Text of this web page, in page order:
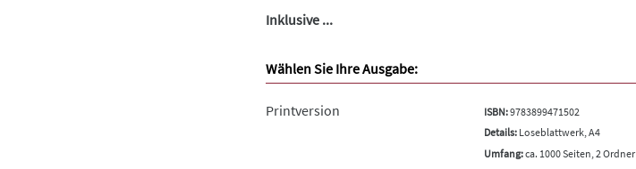
Inklusive ...
Wählen Sie Ihre Ausgabe:
Printversion ISBN:9783899471502
Details:Loseblattwerk, A4
Umfang:ca. 1000 Seiten, 2 Ordner